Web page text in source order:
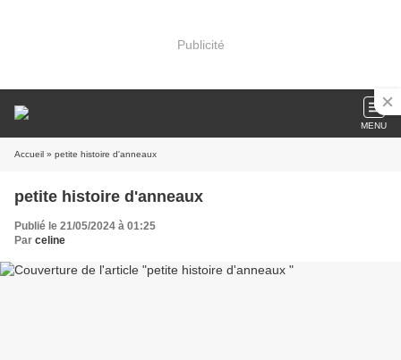
Publicité
MENU
Accueil » petite histoire d'anneaux
petite histoire d'anneaux
Publié le 21/05/2024 à 01:25
Par celine